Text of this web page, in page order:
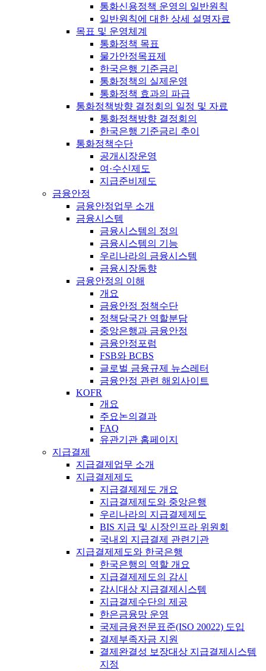
통화신용정책 운영의 일반원칙
일반원칙에 대한 상세 설명자료
목표 및 운영체계
통화정책 목표
물가안정목표제
한국은행 기준금리
통화정책의 실제운영
통화정책 효과의 파급
통화정책방향 결정회의 일정 및 자료
통화정책방향 결정회의
한국은행 기준금리 추이
통화정책수단
공개시장운영
여·수신제도
지급준비제도
금융안정
금융안정업무 소개
금융시스템
금융시스템의 정의
금융시스템의 기능
우리나라의 금융시스템
금융시장동향
금융안정의 이해
개요
금융안정 정책수단
정책당국간 역할분담
중앙은행과 금융안정
금융안정포럼
FSB와 BCBS
글로벌 금융규제 뉴스레터
금융안정 관련 해외사이트
KOFR
개요
주요논의결과
FAQ
유관기관 홈페이지
지급결제
지급결제업무 소개
지급결제제도
지급결제제도 개요
지급결제제도와 중앙은행
우리나라의 지급결제제도
BIS 지급 및 시장인프라 위원회
국내외 지급결제 관련기관
지급결제제도와 한국은행
한국은행의 역할 개요
지급결제제도의 감시
감시대상 지급결제시스템
지급결제수단의 제공
한은금융망 운영
국제금융전문표준(ISO 20022) 도입
결제부족자금 지원
결제완결성 보장대상 지급결제시스템
지정